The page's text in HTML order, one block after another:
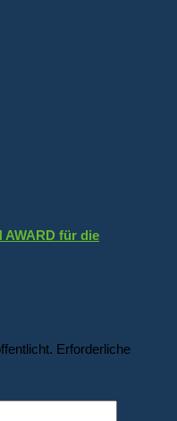
AWARD für die
Erforderliche